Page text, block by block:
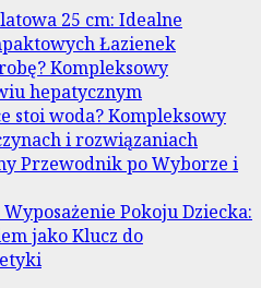
25 cm: Idealne
Łazienek
Kompleksowy
hepatycznym
stoi woda? Kompleksowy
i rozwiązaniach
Przewodnik po Wyborze i
Pokoju Dziecka:
jako Klucz do